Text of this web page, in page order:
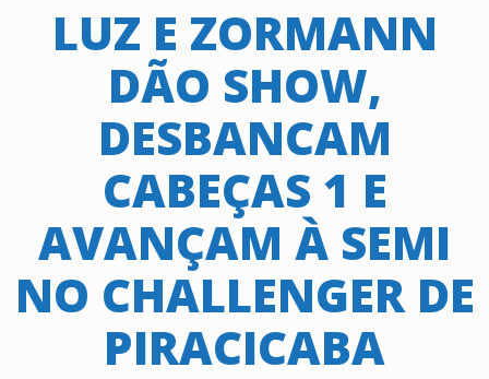
LUZ E ZORMANN
DÃO SHOW,
DESBANCAM
CABEÇAS 1 E
AVANÇAM À SEMI
NO CHALLENGER DE
PIRACICABA